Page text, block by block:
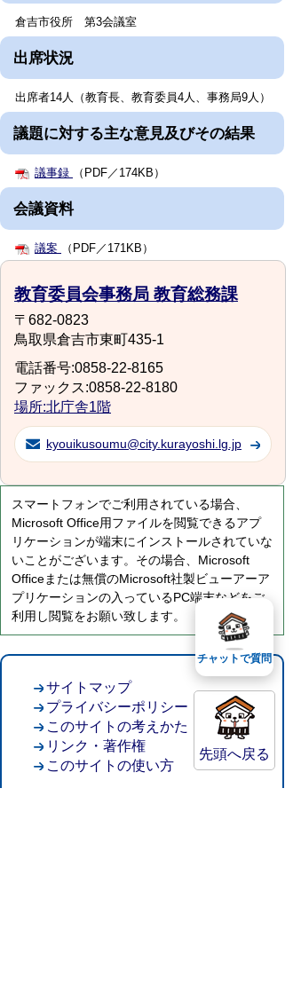
倉吉市役所 第3会議室
出席状況
出席者14人（教育長、教育委員4人、事務局9人）
議題に対する主な意見及びその結果
議事録 （PDF／174KB）
会議資料
議案 （PDF／171KB）
教育委員会事務局 教育総務課
〒682-0823
鳥取県倉吉市東町435-1
電話番号:0858-22-8165
ファックス:0858-22-8180
場所:北庁舎1階
kyouikusoumu@city.kurayoshi.lg.jp
スマートフォンでご利用されている場合、
Microsoft Office用ファイルを閲覧できるアプ
リケーションが端末にインストールされていな
いことがございます。その場合、Microsoft
Officeまたは無償のMicrosoft社製ビューアーア
プリケーションの入っているPC端末などをご
利用し閲覧をお願い致します。
先頭へ戻る
サイトマップ
プライバシーポリシー
このサイトの考えかた
リンク・著作権
このサイトの使い方
チャットで質問